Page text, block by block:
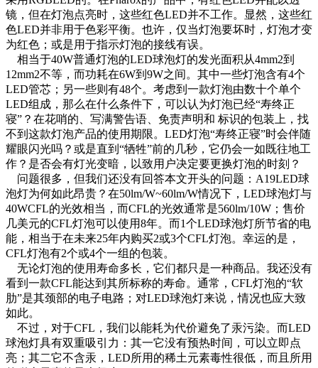
镜，但在灯泡点亮时，这些红色LED并不工作。显然，这些红
色LED并非用于色彩平衡。也许，仅当灯泡要坏时，灯泡才变
为红色；或是用于指示灯泡的接线有误。
相当于40W普通灯泡的LED球泡灯的发光面积从4mm2到
12mm2不等，而功耗在6W到9W之间。其中一些灯泡含有4个
LED管芯；另一些则有48个。考虑到一款灯泡由数十个单个
LED组成，那么在什么条件下，可以认为灯泡已经“寿终正
寝”？在花哨的、写满警告语、免责声明和 标识的包装上，找
不到这款灯泡产品的使用期限。LED灯泡“寿终正寝”时会伴随
耀眼闪光吗？或是直到“牺牲”前的几秒，它仍会一如既往地工
作？是否会有灯光变暗，以致用户决定要更换灯泡的时刻？
问题很多，但我们还没有回答本文开头的问题：A19LED球
泡灯为何如此昂贵？在50lm/W~60lm/W情况下，LED球泡灯与
40WCFL的光效相当，而CFL的光效通常是560lm/10W；售价
几美元的CFL灯泡可以使用8年。而1个LED球泡灯所节省的电
能，相当于在未来25年内购买2或3个CFL灯泡。幸运的是，
CFL灯泡有2个或4个一组的包装。
无论灯泡的使用寿命多长，它们都只是一种商品。我还没有
看到一款CFL能达到其所标称的寿命。通常，CFL灯泡的“软
肋”是其颈部的电子电路；对LED球泡灯来说，情况也应大致
如此。
不过，对于CFL，我们以能耗为代价避免了汞污染。而LED
球泡灯具有双重吸引力：其一它没有预热时间，可以立即点
亮；其二它不含汞，LED所用的稀土元素毒性很低，而且所用